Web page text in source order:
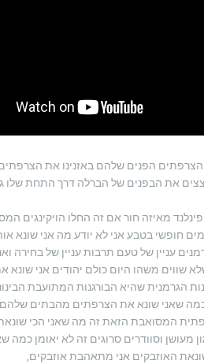
הפנים שלהם באזנינו את
את הבפנים של הברלה דרך התחת שלו
מאיזה חור אם זה החלו הויקינגים
חופשי בטבע אני לא יודע מה אני שונא
עניין של טעם תרבות עניין של בחירה
שווים משהו היום כולם יהודים אני שונא
הגרמנית שהיא הבורגנות המתועבת
כמה שאני שונא את הצרפתים מהבתים
המסואבת הזאת זה מה שאני הכי
וסוודרים סרוגים זה לא יאומן
האוזבקים אני מתאהבת אוזבקים,